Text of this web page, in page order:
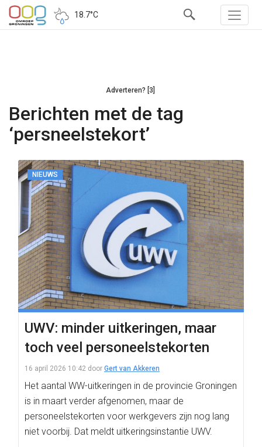
18.7°C
Adverteren? [3]
Berichten met de tag
‘persneelstekort’
NIEUWS
UWV: minder uitkeringen, maar
toch veel personeelstekorten
16 april 2026 10:42 door Gert van Akkeren
Het aantal WW-uitkeringen in de provincie Groningen
is in maart verder afgenomen, maar de
personeelstekorten voor werkgevers zijn nog lang
niet voorbij. Dat meldt uitkeringsinstantie UWV.